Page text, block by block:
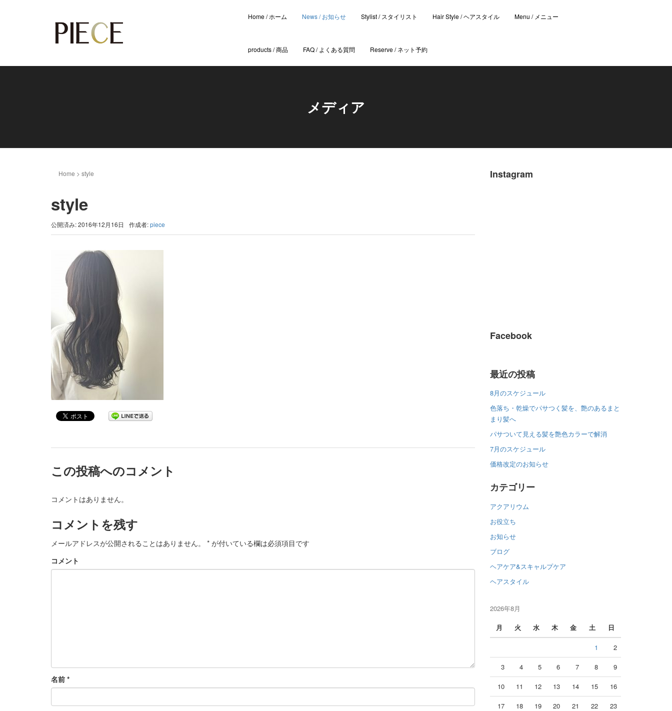
Home / ホーム News / お知らせ Stylist / スタイリスト Hair Style / ヘアスタイル Menu / メニュー
products / 商品 FAQ / よくある質問 Reserve / ネット予約
メディア
Home > style
style
公開済み: 2016年12月16日 作成者:piece
この投稿へのコメント
コメントはありません。
コメントを残す
メールアドレスが公開されることはありません。 * が付いている欄は必須項目です
コメント
名前 *
Instagram
Facebook
最近の投稿
8月のスケジュール
色落ち・乾燥でパサつく髪を、艶のあるまと
まり髪へ
パサついて見える髪を艶色カラーで解消
7月のスケジュール
価格改定のお知らせ
カテゴリー
アクアリウム
お役立ち
お知らせ
ブログ
ヘアケア&スキャルプケア
ヘアスタイル
2026年8月
月
火 水 木 金 土 日
1 2
3 4 5 6 7 8 9
10 11 12 13 14 15 16
17 18 19 20 21 22 23